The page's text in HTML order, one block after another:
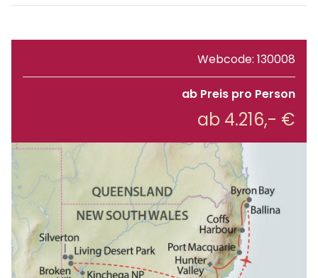
Webcode: 130008
ab Preis pro Person
ab 4.216,- €